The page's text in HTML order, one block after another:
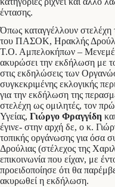
έντασης.
Όπως καταγγέλλουν στελέχη
του ΠΑΣΟΚ, Ηρακλής
Τ.Ο. Αμπελοκήπων –
ακυρώσει την εκδήλωση με το
στις εκδηλώσεις των
συγκεκριμένης εκλογικής
για την εκδήλωση της
στελέχη ως ομιλητές, τον
Υγείας, Γιώργο Φραγγίδη
έγινε- στην αρχή δε, ο κ.
τοπικής οργάνωσης για όσα
Δρούλιας (στέλεχος της
επικοινωνία που είχαν, με
προειδοποίησε ότι θα
ακυρωθεί η εκδήλωση.